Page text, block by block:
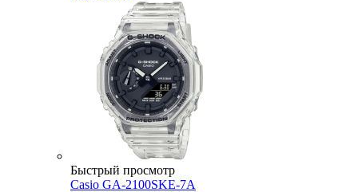
Быстрый просмотр
Casio GA-2100SKE-7A